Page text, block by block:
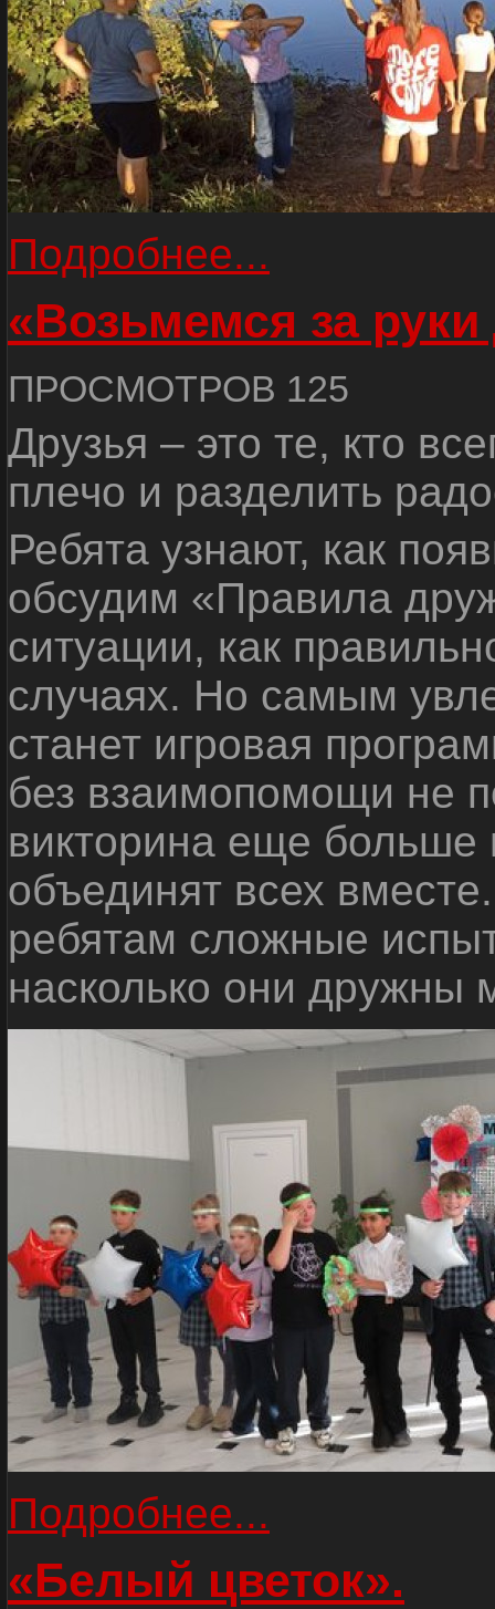
Подробнее...
«Возьмемся за руки
ПРОСМОТРОВ 125
Друзья – это те, кто
плечо и разделить
Ребята узнают, как
обсудим «Правила
ситуации, как
случаях. Но самым
станет игровая
без взаимопомощи не
викторина еще
объединят всех
ребятам сложные
насколько они дружны
Подробнее...
«Белый цветок».